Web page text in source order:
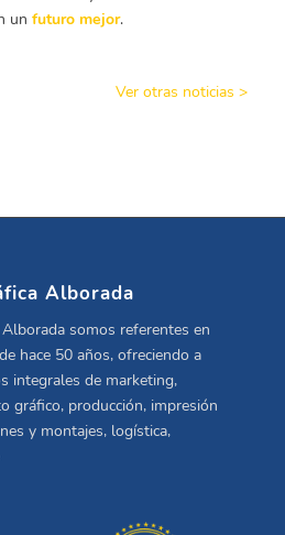
un futuro mejor.
Ver otras noticias >
Alborada
somos referentes en
hace 50 años, ofreciendo a
integrales de marketing,
gráfico, producción, impresión
y montajes, logística,